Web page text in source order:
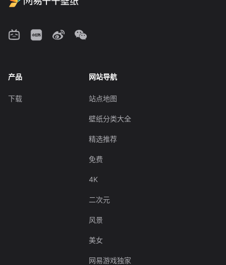
产品
下载
网站导航
站点地图
壁纸分类大全
精选推荐
免费
4K
二次元
风景
美女
网易游戏独家